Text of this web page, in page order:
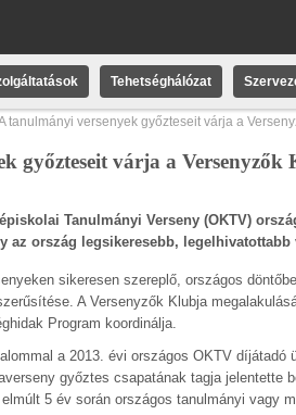
Tehetséghálózat
tanulmányi versenyek győzteseit várja a
győzteseit várja a Versenyzők
Tanulmányi Verseny (OKTV)
az ország legsikeresebb,
sikeresen szereplő, országos
A Versenyzők Klubja
Program koordinálja.
a 2013. évi országos OKTV
győztes csapatának tagja jelentette
5 év során országos tanulmányi vagy